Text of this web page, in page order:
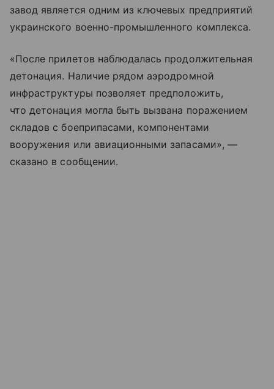
завод является одним из ключевых предприятий
украинского военно-промышленного комплекса.
«После прилетов наблюдалась продолжительная
детонация. Наличие рядом аэродромной
инфраструктуры позволяет предположить,
что детонация могла быть вызвана поражением
складов с боеприпасами, компонентами
вооружения или авиационными запасами», —
сказано в сообщении.